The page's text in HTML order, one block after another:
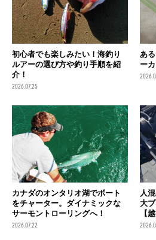
初心者でも楽しみたい！海釣り
ルアーの選び方や釣り手順を紹
介！
2026.07.25
あ
ー
カナダのオンタリオ湖でボート
をチャーター。ダイナミックな
サーモントローリングへ！
2026.07.22
人
大
【